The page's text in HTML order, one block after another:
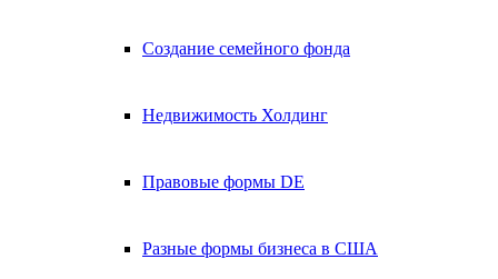
Создание семейного фонда
Недвижимость Холдинг
Правовые формы DE
Разные формы бизнеса в США